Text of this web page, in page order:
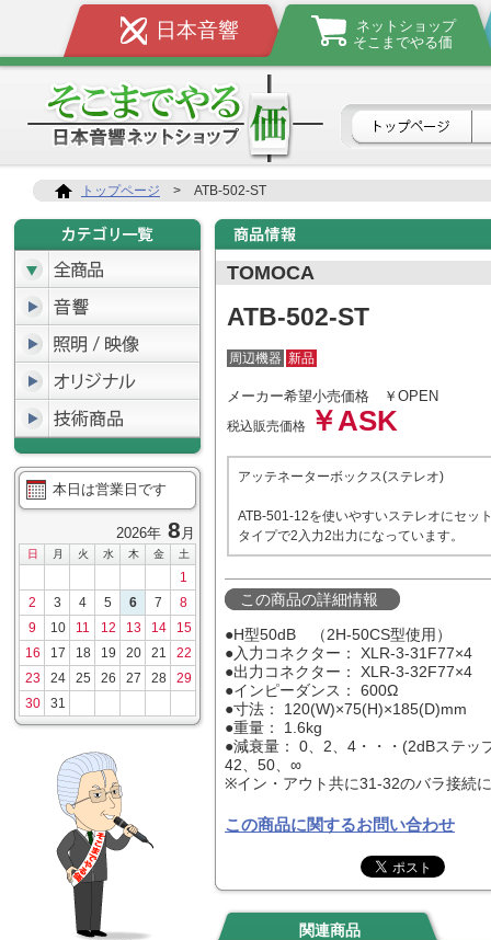
日本音響
ネットショップ
そこまでやる価
トップページ > ATB-502-ST
本日は営業日です
2026年 8 月
日 月 火 水 木 金 土
1
2
3 4 5 6 7
8
9
10 11 12 13 14
15
16
17 18 19 20 21
22
23
24 25 26 27 28
29
30
31
TOMOCA
ATB-502-ST
周辺機器 新品
メーカー希望小売価格 ￥OPEN
税込販売価格 ￥ASK
アッテネーターボックス(ステレオ)
ATB-501-12を使いやすいステレオにセッ
タイプで2入力2出力になっています。
この商品の詳細情報
●H型50dB （2H-50CS型使用）
●入力コネクター： XLR-3-31F77×4
●出力コネクター： XLR-3-32F77×4
●インピーダンス： 600Ω
●寸法： 120(W)×75(H)×185(D)mm
●重量： 1.6kg
●減衰量： 0、2、4・・・(2dBステッ
42、50、∞
※イン・アウト共に31-32のバラ接続
この商品に関するお問い合わせ
関連商品